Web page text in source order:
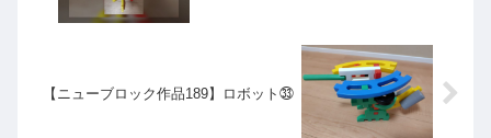
【ニューブロック作品189】ロボット㉝